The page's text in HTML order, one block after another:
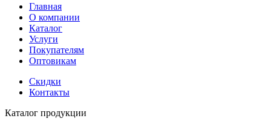
Главная
О компании
Каталог
Услуги
Покупателям
Оптовикам
Скидки
Контакты
Каталог продукции